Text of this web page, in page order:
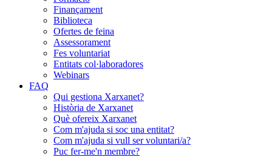
Finançament
Biblioteca
Ofertes de feina
Assessorament
Fes voluntariat
Entitats col·laboradores
Webinars
FAQ
Qui gestiona Xarxanet?
Història de Xarxanet
Què ofereix Xarxanet
Com m'ajuda si soc una entitat?
Com m'ajuda si vull ser voluntari/a?
Puc fer-me'n membre?